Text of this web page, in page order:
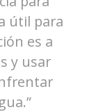
útil para
es a
y usar